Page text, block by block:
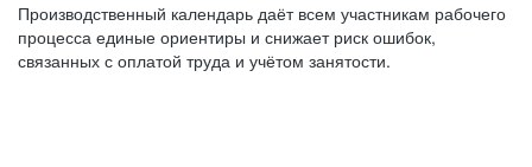
Производственный календарь даёт всем участникам рабочего
процесса единые ориентиры и снижает риск ошибок,
связанных с оплатой труда и учётом занятости.